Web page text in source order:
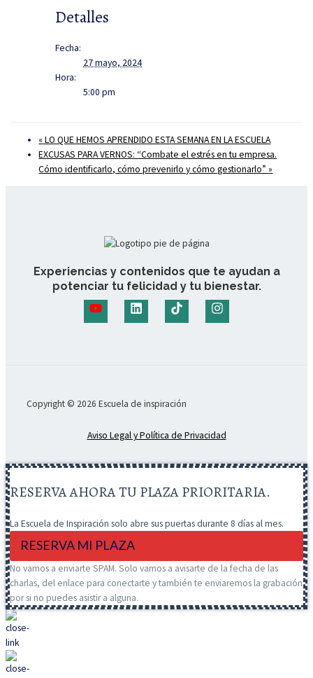
Detalles
Fecha:
27 mayo, 2024
Hora:
5:00 pm
«LO QUE HEMOS APRENDIDO ESTA SEMANA EN LA ESCUELA
EXCUSAS PARA VERNOS: “Combate el estrés en tu empresa.
Cómo identificarlo, cómo prevenirlo y cómo gestionarlo”»
Experiencias y contenidos que te ayudan a
potenciar tu felicidad y tu bienestar.
Copyright © 2026 Escuela de inspiración
Aviso Legal y Política de Privacidad
RESERVA AHORA TU PLAZA PRIORITARIA.
La Escuela de Inspiración solo abre sus puertas durante 8 días al mes.
RESERVA MI PLAZA
No vamos a enviarte SPAM. Solo vamos a avisarte de la fecha de las
charlas, del enlace para conectarte y también te enviaremos la grabación
por si no puedes asistir a alguna.